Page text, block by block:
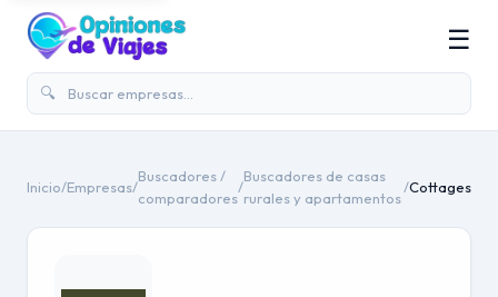
🔍
☰
Inicio/Empresas/
Buscadores /
comparadores
/
Buscadores de casas
rurales y apartamentos
/Cottages